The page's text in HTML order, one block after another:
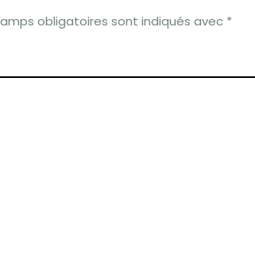
obligatoires sont indiqués avec *